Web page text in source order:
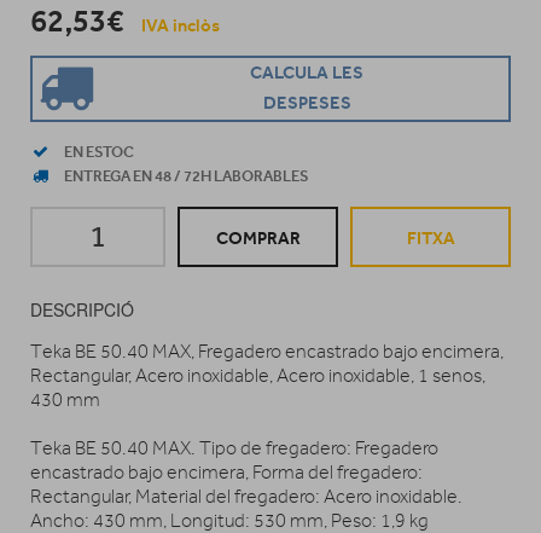
62,53€ IVA inclòs
CALCULA LES
DESPESES
EN ESTOC
ENTREGA EN 48 / 72H LABORABLES
COMPRAR FITXA
DESCRIPCIÓ
Teka BE 50.40 MAX, Fregadero encastrado bajo encimera,
Rectangular, Acero inoxidable, Acero inoxidable, 1 senos,
430 mm
Teka BE 50.40 MAX. Tipo de fregadero: Fregadero
encastrado bajo encimera, Forma del fregadero:
Rectangular, Material del fregadero: Acero inoxidable.
Ancho: 430 mm, Longitud: 530 mm, Peso: 1,9 kg